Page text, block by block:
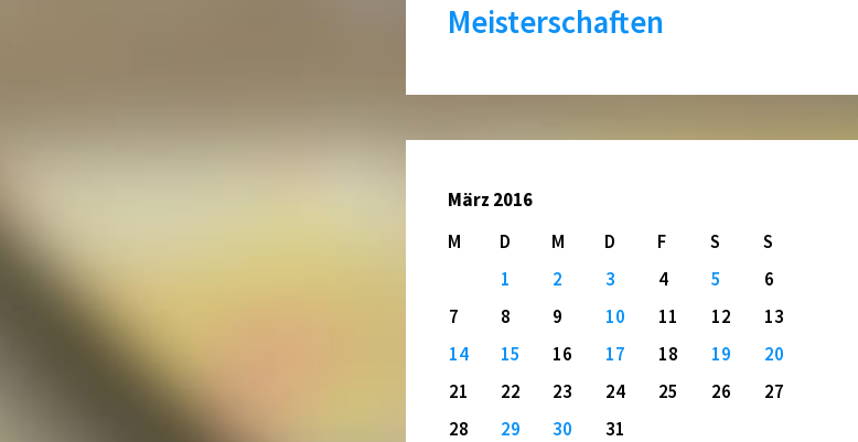
Meisterschaften
März 2016
M
D M D F S
S
1
2 3 4 5
6
7
8 9 10 11 12
13
14
15 16 17 18 19
20
21
22 23 24 25 26
27
28
29 30 31